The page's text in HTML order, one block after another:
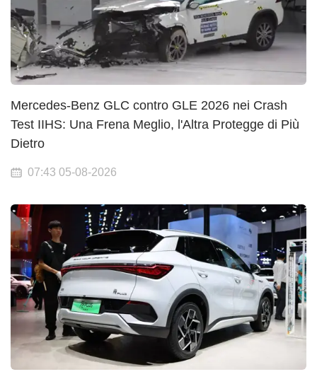
Mercedes-Benz GLC contro GLE 2026 nei Crash
Test IIHS: Una Frena Meglio, l'Altra Protegge di Più
Dietro
07:43 05-08-2026